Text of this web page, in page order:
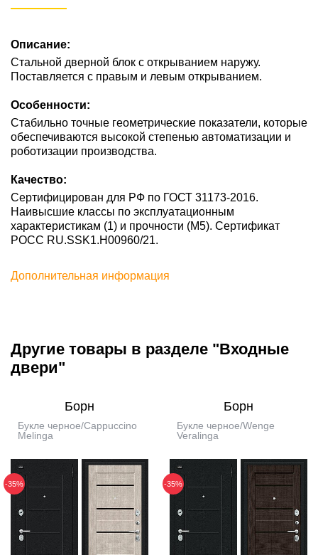
Описание:
Стальной дверной блок с открыванием наружу.
Поставляется с правым и левым открыванием.
Особенности:
Стабильно точные геометрические показатели, которые
обеспечиваются высокой степенью автоматизации и
роботизации производства.
Качество:
Сертифицирован для РФ по ГОСТ 31173-2016.
Наивысшие классы по эксплуатационным
характеристикам (1) и прочности (М5). Сертификат
POCC RU.SSK1.H00960/21.
Дополнительная информация
Другие товары в разделе "Входные
двери"
Борн
Букле черное/Cappuccino
Melinga
-35%
Борн
Букле черное/Wenge
Veralinga
-35%